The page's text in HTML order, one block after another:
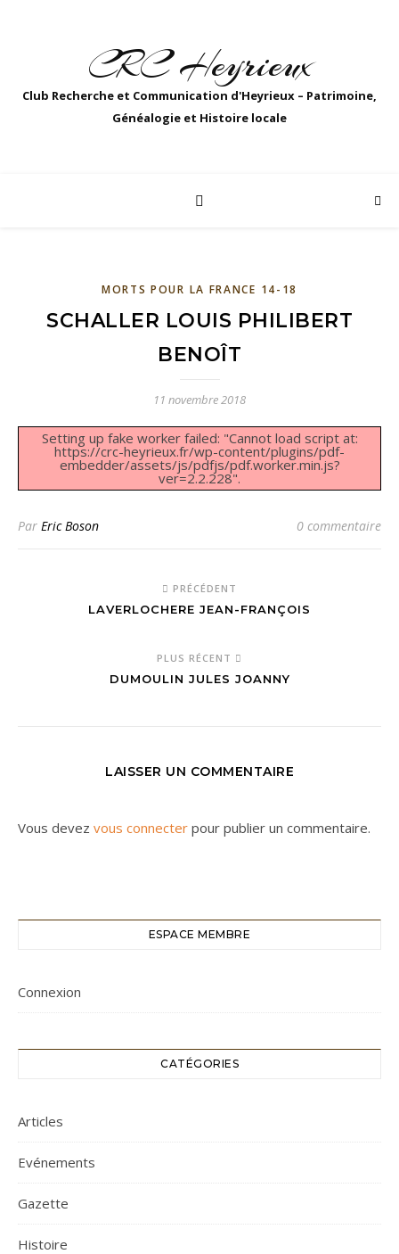
CRC Heyrieux
Club Recherche et Communication d'Heyrieux – Patrimoine,
Généalogie et Histoire locale
MORTS POUR LA FRANCE 14-18
SCHALLER LOUIS PHILIBERT
BENOÎT
11 novembre 2018
Setting up fake worker failed: "Cannot load script at:
https://crc-heyrieux.fr/wp-content/plugins/pdf-
embedder/assets/js/pdfjs/pdf.worker.min.js?
ver=2.2.228".
Par Eric Boson 0 commentaire
PRÉCÉDENT
LAVERLOCHERE JEAN-FRANÇOIS
PLUS RÉCENT
DUMOULIN JULES JOANNY
LAISSER UN COMMENTAIRE
Vous devez vous connecter pour publier un commentaire.
ESPACE MEMBRE
Connexion
CATÉGORIES
Articles
Evénements
Gazette
Histoire